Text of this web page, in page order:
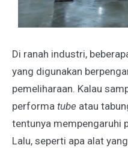
Di ranah industri,
yang digunakan
pemeliharaan. Kalau
performa tube atau
tentunya mempengaruhi
Lalu, seperti apa alat